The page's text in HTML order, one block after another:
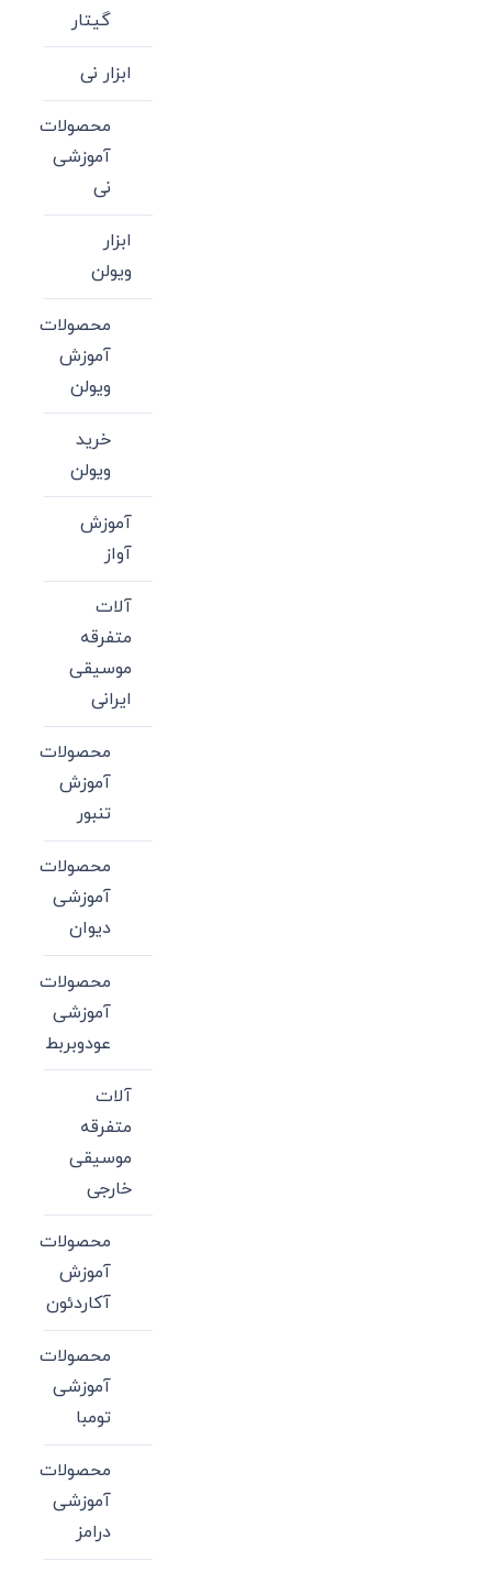
گیتار
ابزار نی
محصولات
آموزشی
نی
ابزار
ویولن
محصولات
آموزش
ویولن
خرید
ویولن
آموزش
آواز
آلات
متفرقه
موسیقی
ایرانی
محصولات
آموزش
تنبور
محصولات
آموزشی
دیوان
محصولات
آموزشی
عودوبربط
آلات
متفرقه
موسیقی
خارجی
محصولات
آموزش
آکاردئون
محصولات
آموزشی
تومبا
محصولات
آموزشی
درامز